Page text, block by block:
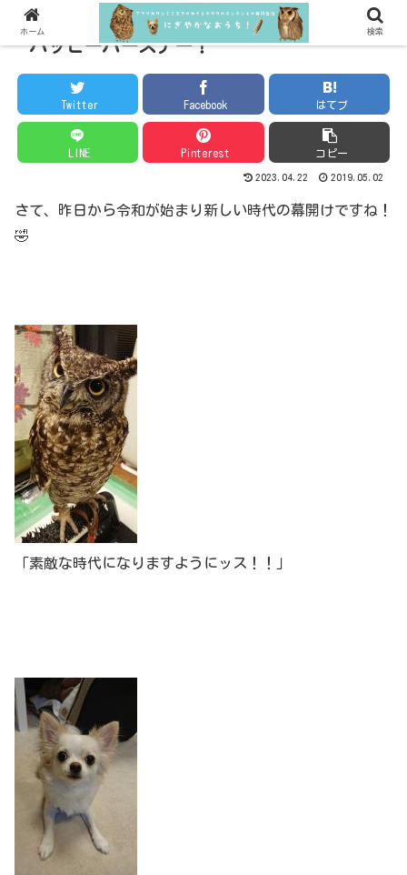
ハッピーバースデー！
Twitter Facebook はてブ
LINE Pinterest コピー
2023.04.22 2019.05.02
さて、昨日から令和が始まり新しい時代の幕開けですね！
🤣
「素敵な時代になりますようにッス！！」
ホーム 検索